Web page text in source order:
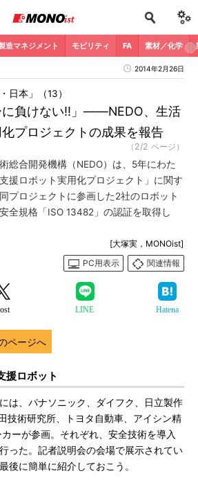
造マネジメント モビリティ FA 素材／化学
2014年2月26日
に負けない!!」――NEDO、生活
プロジェクトの成果を報告
日本」（13）
（2/2 ページ）
総合開発機構（NEDO）は、5年にわた
援ロボット実用化プロジェクト」に関す
プロジェクトに参画した2社のロボット
全規格「ISO 13482」の認証を取得し
[大塚実，MONOist]
PC用表示
関連情報
LINE Hatena
ページへ
援ロボット
は、パナソニック、ダイフク、日立製作
技術研究所、トヨタ自動車、アイシン精
ーが参画。それぞれ、安全技術を導入
った。記者説明会の会場で展示されてい
後に簡単に紹介しておこう。